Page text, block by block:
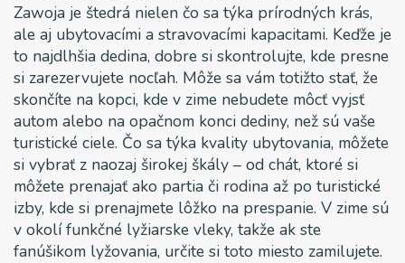
Zawoja je štedrá nielen čo sa týka prírodných krás,
ale aj ubytovacími a stravovacími kapacitami. Keďže je
to najdlhšia dedina, dobre si skontrolujte, kde presne
si zarezervujete nocľah. Môže sa vám totižto stať, že
skončíte na kopci, kde v zime nebudete môcť vyjsť
autom alebo na opačnom konci dediny, než sú vaše
turistické ciele. Čo sa týka kvality ubytovania, môžete
si vybrať z naozaj širokej škály – od chát, ktoré si
môžete prenajať ako partia či rodina až po turistické
izby, kde si prenajmete lôžko na prespanie. V zime sú
v okolí funkčné lyžiarske vleky, takže ak ste
fanúšikom lyžovania, určite si toto miesto zamilujete.